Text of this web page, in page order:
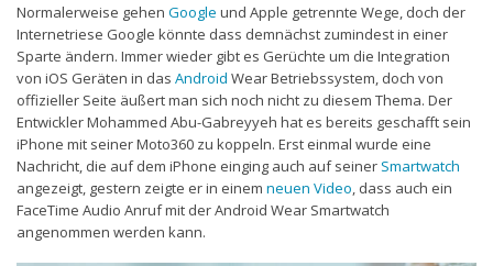
o2
Smartphonetarife
Prepaid-Tarife
Datentarife
Flatrate-Prepaidtarife
Mobilfunk-Vergleichsrechner
Normalerweise gehen Google und Apple getrennte Wege, doch der
Internetriese Google könnte dass demnächst zumindest in einer
Sparte ändern. Immer wieder gibt es Gerüchte um die Integration
von iOS Geräten in das Android Wear Betriebssystem, doch von
offizieller Seite äußert man sich noch nicht zu diesem Thema. Der
Entwickler Mohammed Abu-Gabreyyeh hat es bereits geschafft sein
iPhone mit seiner Moto360 zu koppeln. Erst einmal wurde eine
Nachricht, die auf dem iPhone einging auch auf seiner Smartwatch
angezeigt, gestern zeigte er in einem neuen Video, dass auch ein
FaceTime Audio Anruf mit der Android Wear Smartwatch
angenommen werden kann.